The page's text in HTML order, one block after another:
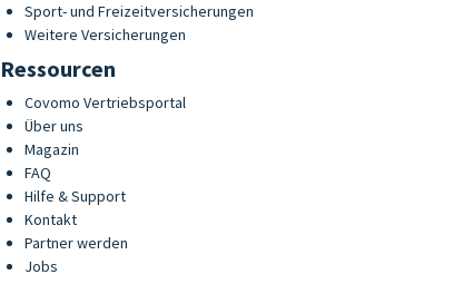
Sport- und Freizeitversicherungen
Weitere Versicherungen
Ressourcen
Covomo Vertriebsportal
Über uns
Magazin
FAQ
Hilfe & Support
Kontakt
Partner werden
Jobs